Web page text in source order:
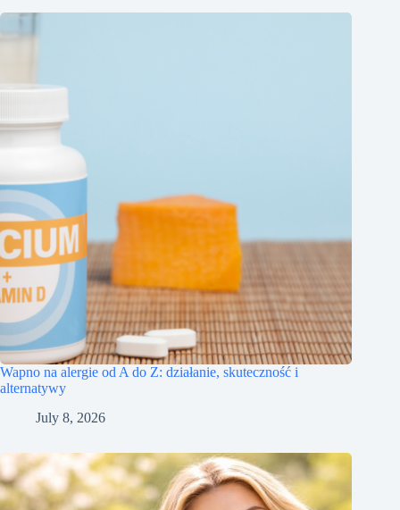
Wapno na alergie od A do Z: działanie, skuteczność i
alternatywy
July 8, 2026